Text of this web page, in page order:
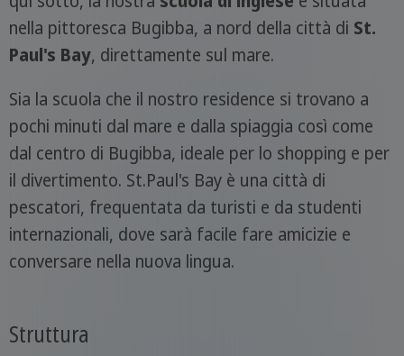
nella pittoresca Bugibba, a nord della città di St.
Paul's Bay, direttamente sul mare.
Sia la scuola che il nostro residence si trovano a
pochi minuti dal mare e dalla spiaggia così come
dal centro di Bugibba, ideale per lo shopping e per
il divertimento. St.Paul's Bay è una città di
pescatori, frequentata da turisti e da studenti
internazionali, dove sarà facile fare amicizie e
conversare nella nuova lingua.
Struttura